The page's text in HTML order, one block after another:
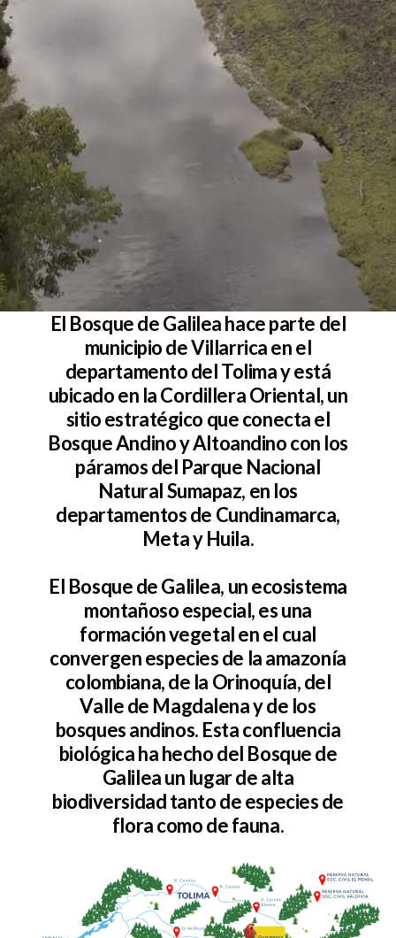
El Bosque de Galilea hace parte del
municipio de Villarrica en el
departamento del Tolima y está
ubicado en la Cordillera Oriental, un
sitio estratégico que conecta el
Bosque Andino y Altoandino con los
páramos del Parque Nacional
Natural Sumapaz, en los
departamentos de Cundinamarca,
Meta y Huila.
El Bosque de Galilea, un ecosistema
montañoso especial, es una
formación vegetal en el cual
convergen especies de la amazonía
colombiana, de la Orinoquía, del
Valle de Magdalena y de los
bosques andinos. Esta confluencia
biológica ha hecho del Bosque de
Galilea un lugar de alta
biodiversidad tanto de especies de
flora como de fauna.